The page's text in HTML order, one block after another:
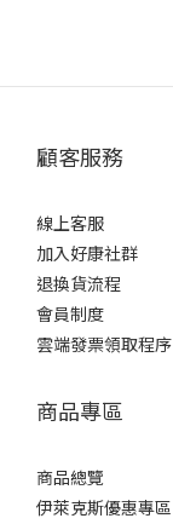
顧客服務
線上客服
加入好康社群
退換貨流程
會員制度
雲端發票領取程序
商品專區
商品總覽
伊萊克斯優惠專區